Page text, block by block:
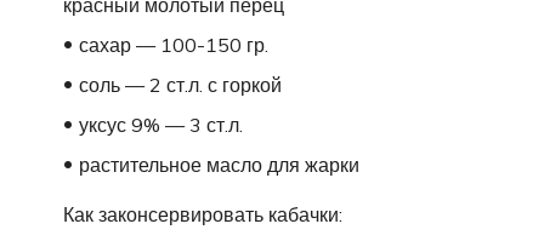
сахар — 100-150 гр.
соль — 2 ст.л. с горкой
уксус 9% — 3 ст.л.
растительное масло для жарки
Как законсервировать кабачки: